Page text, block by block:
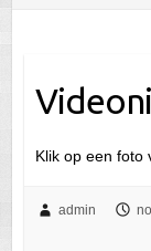
Klik op een foto
admin